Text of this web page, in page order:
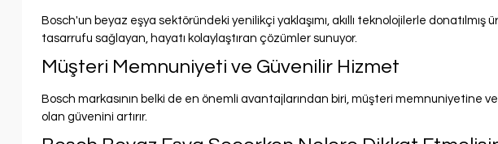
Bosch'un beyaz eşya sektöründeki yenilikçi yaklaşımı, akıllı teknolojilerle
tasarrufu sağlayan, hayatı kolaylaştıran çözümler sunuyor.
Müşteri Memnuniyeti ve Güvenilir Hizmet
Bosch markasının belki de en önemli avantajlarından biri, müşteri memnuniyetine
olan güvenini artırır.